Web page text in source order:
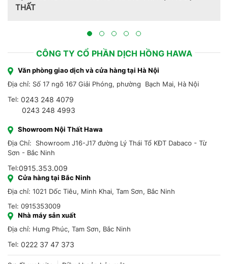
Trang trí nội thất theo phong cách Pháp do CT CP Dịch
CÔNG TY CỔ PHẦN DỊCH HỒNG HAWA
Văn phòng giao dịch và cửa hàng tại Hà Nội
Địa chỉ: Số 17 ngõ 167 Giải Phóng, phường Bạch Mai, Hà Nội
0243 248 4079
Showroom Nội Thất Hawa
Địa Chỉ: Showroom J16-J17 đường Lý Thái Tổ KĐT Dabaco - Từ
Sơn - Bắc Ninh
Tel:0915.353.009
Cửa hàng tại Bắc Ninh
Địa chỉ: 1021 Dốc Tiêu, Minh Khai, Tam Sơn, Bắc Ninh
Tel: 0915353009
Nhà máy sản xuất
Địa chỉ: Hưng Phúc, Tam Sơn, Bắc Ninh
Tel:0222 37 47 373